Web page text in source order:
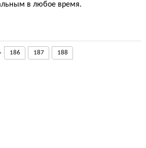
в любое время.
186 187 188